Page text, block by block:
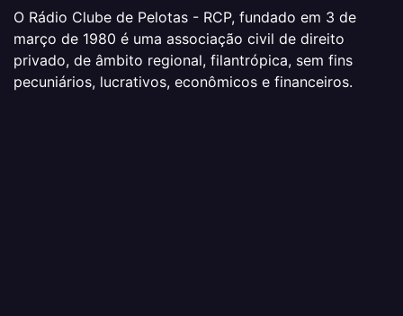
O Rádio Clube de Pelotas - RCP, fundado em 3 de
março de 1980 é uma associação civil de direito
privado, de âmbito regional, filantrópica, sem fins
pecuniários, lucrativos, econômicos e financeiros.